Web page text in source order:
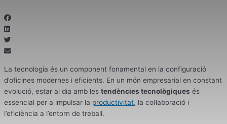
La tecnologia és un component fonamental en la configuració
d’oficines modernes i eficients. En un món empresarial en constant
evolució, estar al dia amb les tendències tecnològiques és
essencial per a impulsar la productivitat, la col·laboració i
l’eficiència a l’entorn de treball.